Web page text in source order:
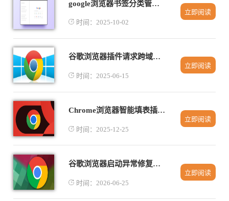
google浏览器书签分类管理操作策略与实操经验
时间：2025-10-02
立即阅读
谷歌浏览器插件请求跨域安全防护技术分享
时间：2025-06-15
立即阅读
Chrome浏览器智能填表插件操作实操经验
时间：2025-12-25
立即阅读
谷歌浏览器启动异常修复及优化流程操作
时间：2026-06-25
立即阅读